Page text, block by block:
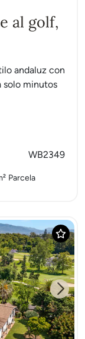
al golf,
andaluz con
solo minutos
WB2349
Parcela
Next